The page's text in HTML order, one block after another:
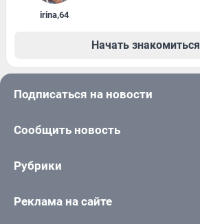
irina,64
Начать знакомиться
Подписаться на новости
Сообщить новость
Рубрики
Реклама на сайте